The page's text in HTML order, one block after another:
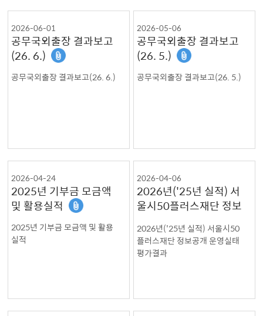
2026-06-01
공무국외출장 결과보고
(26. 6.)
공무국외출장 결과보고(26. 6.)
2026-05-06
공무국외출장 결과보고
(26. 5.)
공무국외출장 결과보고(26. 5.)
2026-04-24
2025년 기부금 모금액
및 활용실적
2025년 기부금 모금액 및 활용
실적
2026-04-06
2026년('25년 실적) 서
울시50플러스재단 정보
2026년('25년 실적) 서울시50
플러스재단 정보공개 운영실태
평가결과